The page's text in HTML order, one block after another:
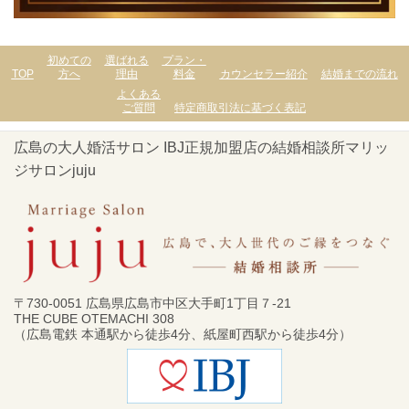
TOP
初めての
方へ
選ばれる
理由
プラン・
料金
カウンセラー紹介
結婚までの流れ
よくある
ご質問
特定商取引法に基づく表記
広島の大人婚活サロン IBJ正規加盟店の結婚相談所マリッ
ジサロンjuju
〒730-0051 広島県広島市中区大手町1丁目７-21
THE CUBE OTEMACHI 308
（広島電鉄 本通駅から徒歩4分、紙屋町西駅から徒歩4分）